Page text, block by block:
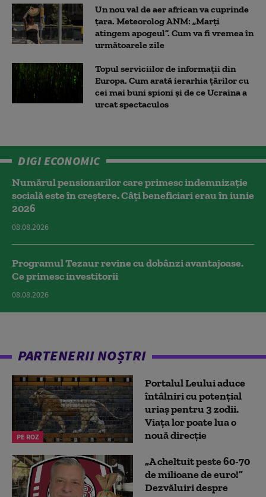
Un nou val de aer african va cuprinde
țara. Meteorolog ANM: „Marți
atingem apogeul”. Cum va fi vremea în
următoarele zile
Topul serviciilor de informații din
Europa. Cum arată ierarhia țărilor cu
cei mai buni spioni și de ce Ucraina a
urcat spectaculos
DIGI ECONOMIC
Numărul pensionarilor care primesc indemnizaţie
socială este în creștere. Câți beneficiari erau în iunie
2026
08.08.2026
Programul Tezaur revine cu dobânzi avantajoase.
Ce primesc investitorii
08.08.2026
PARTENERII NOȘTRI
PE ROZ
Portalul Leului aduce
întâlniri cu potențial
uriaș pentru 3 zodii.
Viața lor poate lua o
nouă direcție
„A cheltuit peste 60-70
de milioane de euro!”
Dezvăluiri despre